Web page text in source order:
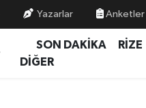
Yazarlar Anketler
SON DAKİKA RİZE
DİĞER